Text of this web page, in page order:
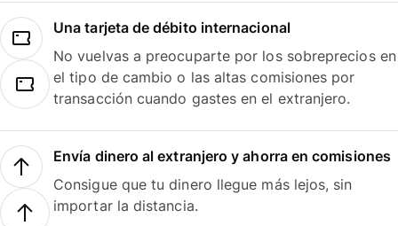
Una tarjeta de débito internacional
No vuelvas a preocuparte por los sobreprecios en
el tipo de cambio o las altas comisiones por
transacción cuando gastes en el extranjero.
Envía dinero al extranjero y ahorra en comisiones
Consigue que tu dinero llegue más lejos, sin
importar la distancia.